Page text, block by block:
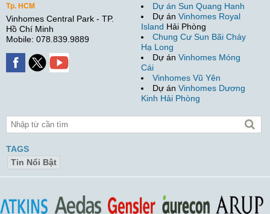
Tp. HCM
Vinhomes Central Park - TP.
Hồ Chí Minh
Mobile: 078.839.9889
Dự án Sun Quang Hanh
Dự án Vinhomes Royal
Island Hải Phòng
Chung Cư Sun Bãi Cháy
Hạ Long
Dự án Vinhomes Móng
Cái
Vinhomes Vũ Yên
Dự án Vinhomes Dương
Kinh Hải Phòng
TAGS
Tin Nổi Bật